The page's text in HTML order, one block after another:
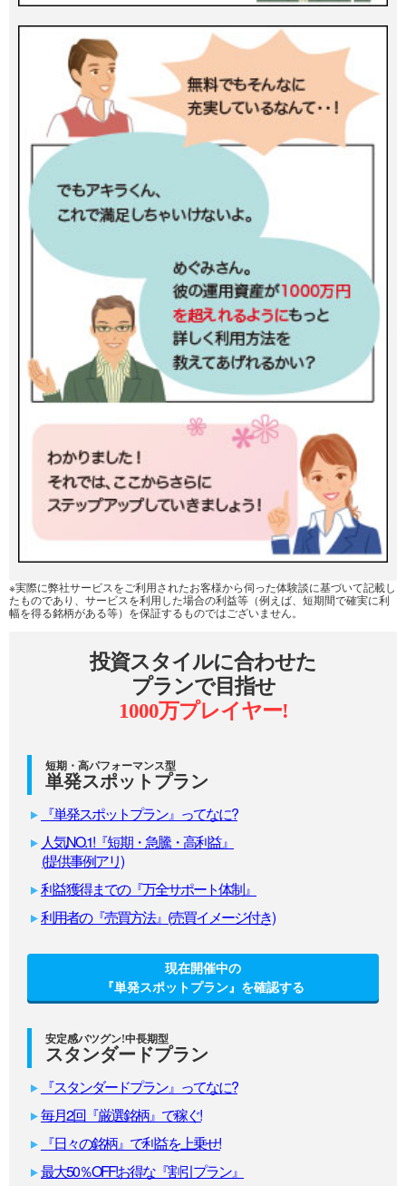
※実際に弊社サービスをご利用されたお客様から伺った体験談に基づいて記載し
たものであり、サービスを利用した場合の利益等（例えば、短期間で確実に利
幅を得る銘柄がある等）を保証するものではございません。
投資スタイルに合わせた
プランで目指せ
1000万プレイヤー!
短期・高パフォーマンス型
単発スポットプラン
『単発スポットプラン』ってなに?
人気NO.1!『短期・急騰・高利益』
(提供事例アリ)
利益獲得までの『万全サポート体制』
利用者の『売買方法』(売買イメージ付き)
現在開催中の
『単発スポットプラン』を確認する
安定感バツグン!中長期型
スタンダードプラン
『スタンダードプラン』ってなに?
毎月2回『厳選銘柄』で稼ぐ!
『日々の銘柄』で利益を上乗せ!
最大50％OFF!お得な『割引プラン』